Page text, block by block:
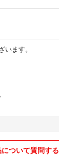
ます。
ついて質問する